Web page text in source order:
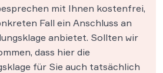
mit Ihnen kostenfrei,
Fall ein Anschluss an
anbietet. Sollten wir
dass hier die
für Sie auch tatsächlich